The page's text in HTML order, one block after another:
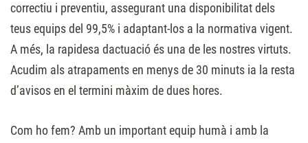
correctiu i preventiu, assegurant una disponibilitat dels
teus equips del 99,5% i adaptant-los a la normativa vigent.
A més, la rapidesa dactuació és una de les nostres virtuts.
Acudim als atrapaments en menys de 30 minuts ia la resta
d’avisos en el termini màxim de dues hores.
Com ho fem? Amb un important equip humà i amb la